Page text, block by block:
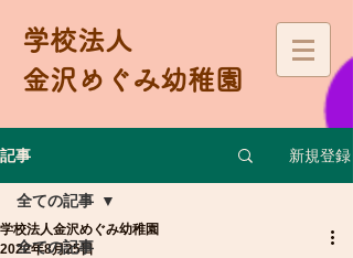
学校法人
金沢めぐみ幼稚園
記事 新規登録
全ての記事
全ての記事
学校法人金沢めぐみ幼稚園
2022年8月25日